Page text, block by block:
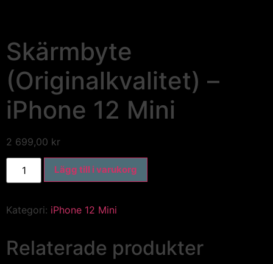
Skärmbyte
(Originalkvalitet) –
iPhone 12 Mini
2 699,00 kr
Lägg till i varukorg
Kategori: iPhone 12 Mini
Relaterade produkter